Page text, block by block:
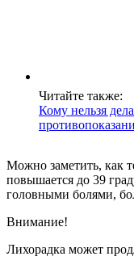
Читайте также:
Кому нельзя
Можно заметить, как
повышается до 39
головными болями,
Внимание!
Лихорадка может